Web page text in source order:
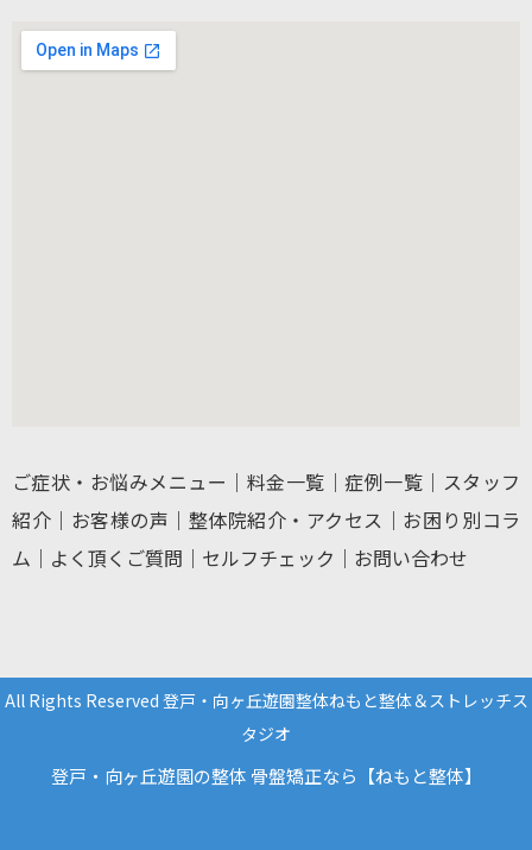
ご症状・お悩みメニュー ｜ 料金一覧 ｜症例一覧 ｜ スタッフ
紹介 ｜ お客様の声 ｜ 整体院紹介・アクセス ｜ お困り別コラ
ム ｜ よく頂くご質問 ｜ セルフチェック ｜ お問い合わせ
All Rights Reserved 登戸・向ヶ丘遊園整体ねもと整体＆ストレッチス
タジオ
登戸・向ヶ丘遊園の整体 骨盤矯正なら【ねもと整体】